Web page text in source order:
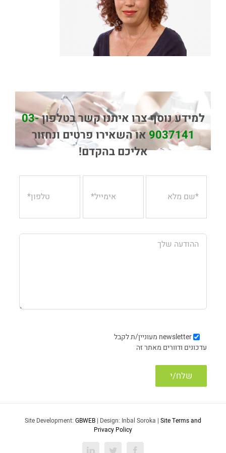
למידע נוסף צרו איתנו קשר בטלפון03-
9037141או השאירו פרטים ונחזור
אליכם בהקדם!
newsletter מעוניין/ת לקבל
עדכונים ודוורים מאתר זה
Site Development: GBWEB | Design: Inbal Soroka | Site Terms and
Privacy Policy
Facebook
Twitter
LinkedIn